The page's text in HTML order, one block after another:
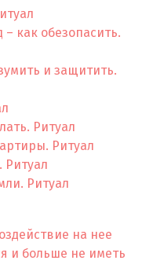
– как обезопасить.
и защитить.
Ритуал
Ритуал
Ритуал
на нее
и больше не иметь